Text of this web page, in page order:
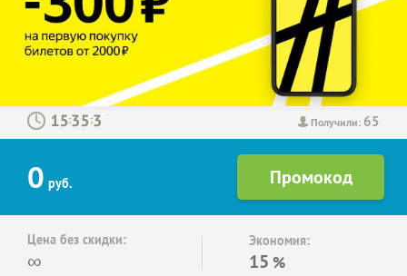
Получили: 65
: :
0 руб.
Цена без скидки:
∞
Экономия:
15 %